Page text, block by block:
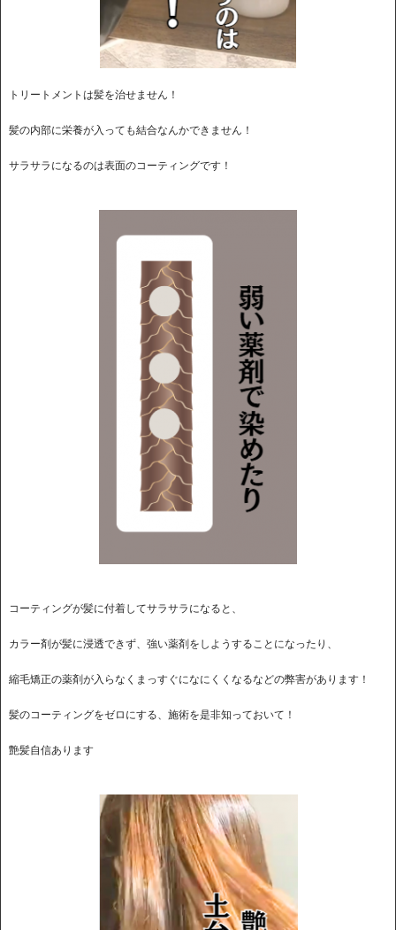
トリートメントは髪を治せません！
髪の内部に栄養が入っても結合なんかできません！
サラサラになるのは表面のコーティングです！
コーティングが髪に付着してサラサラになると、
カラー剤が髪に浸透できず、強い薬剤をしようすることになったり、
縮毛矯正の薬剤が入らなくまっすぐになにくくなるなどの弊害があります！
髪のコーティングをゼロにする、施術を是非知っておいて！
艶髪自信あります